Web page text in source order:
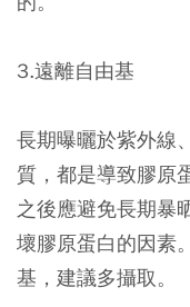
3.遠離自由基
長期曝曬於紫外線
質，都是導致膠原
之後應避免長期暴
壞膠原蛋白的因素
基，建議多攝取。